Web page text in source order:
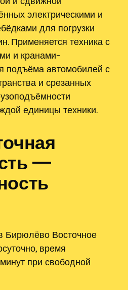
электрическими и
для погрузки
Применяется техника с
и кранами-
подъёма автомобилей с
и срезанных
единицы техники.
—
Бирюлёво Восточное
время
при свободной